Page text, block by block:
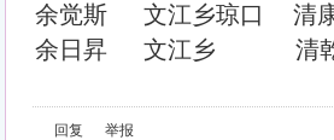
余觉斯 文江乡琼口 清
余日昇 文江乡
回复 举报